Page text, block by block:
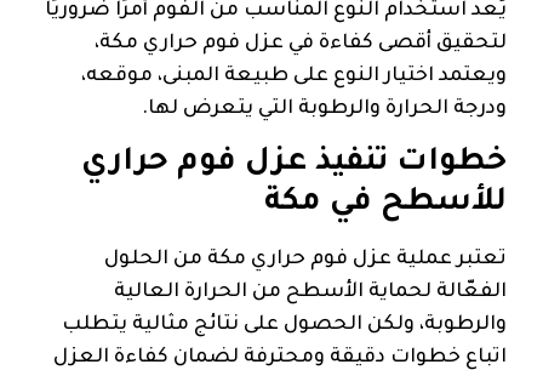
يُعد استخدام النوع المناسب من الفوم أمرًا ضروريًا
لتحقيق أقصى كفاءة في عزل فوم حراري مكة،
ويعتمد اختيار النوع على طبيعة المبنى، موقعه،
ودرجة الحرارة والرطوبة التي يتعرض لها.
خطوات تنفيذ عزل فوم حراري
للأسطح في مكة
تعتبر عملية عزل فوم حراري مكة من الحلول
الفعّالة لحماية الأسطح من الحرارة العالية
والرطوبة، ولكن الحصول على نتائج مثالية يتطلب
اتباع خطوات دقيقة ومحترفة لضمان كفاءة العزل